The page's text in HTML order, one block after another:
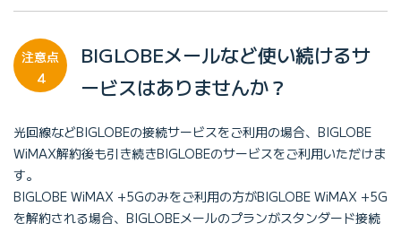
注意点
4
BIGLOBEメールなど使い続けるサ
ービスはありませんか？
光回線などBIGLOBEの接続サービスをご利用の場合、BIGLOBE
WiMAX解約後も引き続きBIGLOBEのサービスをご利用いただけま
す。
BIGLOBE WiMAX +5Gのみをご利用の方がBIGLOBE WiMAX +5G
を解約される場合、BIGLOBEメールのプランがスタンダード接続